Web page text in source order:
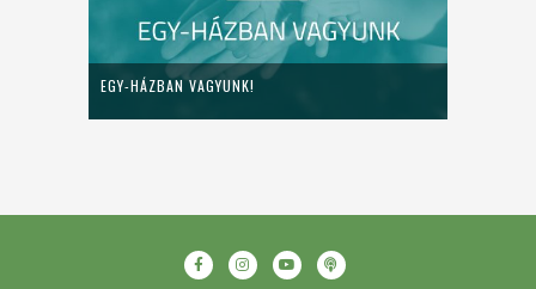
EGY-HÁZBAN VAGYUNK!